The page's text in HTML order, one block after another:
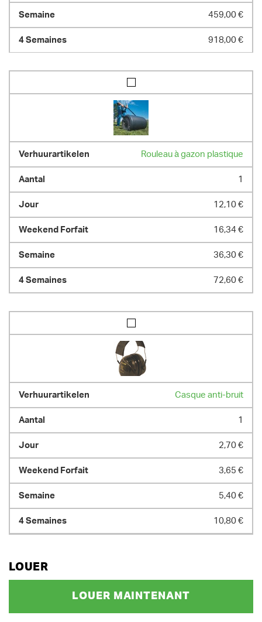
459,00 €
918,00 €
Rouleau à gazon plastique
1
12,10 €
16,34 €
36,30 €
72,60 €
Casque anti-bruit
1
2,70 €
3,65 €
5,40 €
10,80 €
LOUER
LOUER MAINTENANT